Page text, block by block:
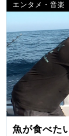
エンタメ・音楽
魚が食べた